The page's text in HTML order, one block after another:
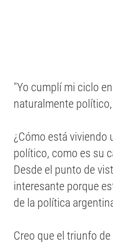
"Yo cumplí mi ciclo
naturalmente
¿Cómo está viviendo
político, como es su
Desde el punto de
interesante porque
de la política
Creo que el triunfo